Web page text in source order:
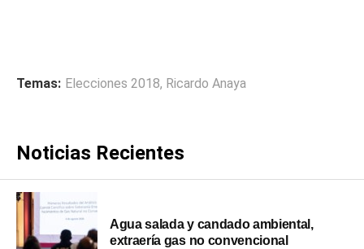
Temas: Elecciones 2018, Ricardo Anaya
Noticias Recientes
Agua salada y candado ambiental,
extraería gas no convencional